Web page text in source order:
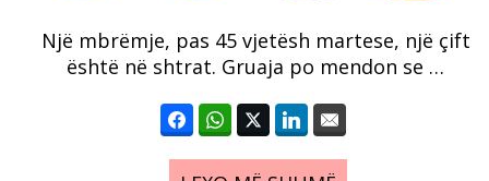
Një mbrëmje, pas 45 vjetësh martese, një çift
është në shtrat. Gruaja po mendon se …